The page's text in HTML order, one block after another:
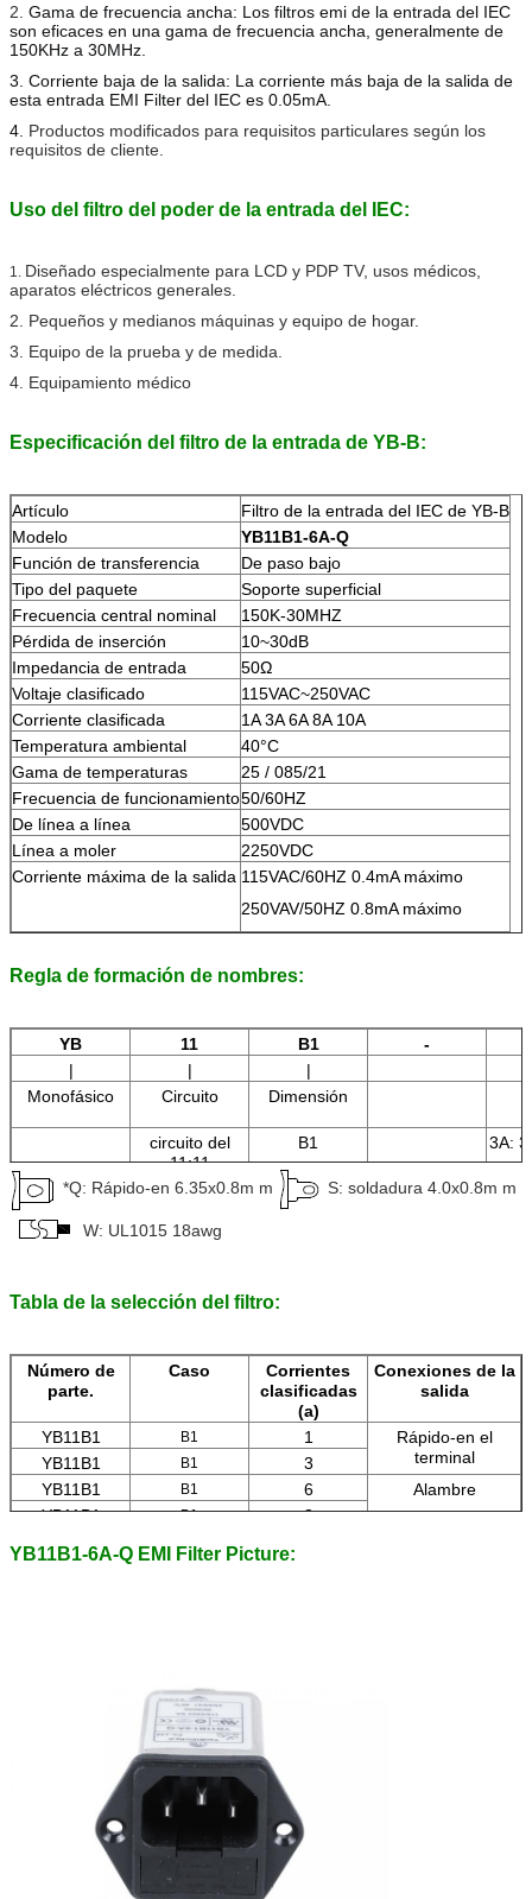
2. Gama de frecuencia ancha: Los filtros emi de la entrada del IEC
son eficaces en una gama de frecuencia ancha, generalmente de
150KHz a 30MHz.
3. Corriente baja de la salida: La corriente más baja de la salida de
esta entrada EMI Filter del IEC es 0.05mA.
4. Productos modificados para requisitos particulares según los
requisitos de cliente.
Uso del filtro del poder de la entrada del IEC:
1. Diseñado especialmente para LCD y PDP TV, usos médicos,
aparatos eléctricos generales.
2. Pequeños y medianos máquinas y equipo de hogar.
3. Equipo de la prueba y de medida.
4. Equipamiento médico
Especificación del filtro de la entrada de YB-B:
Artículo
Filtro de la entrada del IEC de YB-B
Modelo
YB11B1-6A-Q
Función de transferencia
De paso bajo
Tipo del paquete
Soporte superficial
Frecuencia central nominal
150K-30MHZ
Pérdida de inserción
10~30dB
Impedancia de entrada
50Ω
Voltaje clasificado
115VAC~250VAC
Corriente clasificada
1A 3A 6A 8A 10A
Temperatura ambiental
40°C
Gama de temperaturas
25 / 085/21
Frecuencia de funcionamiento50/60HZ
De línea a línea
500VDC
Línea a moler
2250VDC
Corriente máxima de la salida 115VAC/60HZ 0.4mA máximo
250VAV/50HZ 0.8mA máximo
Regla de formación de nombres:
YB 11 B1
-
|
|
|
Monofásico
Circuito Dimensión
circuito del
11:11
B1 3A:
6A: 6
*Q: Rápido-en 6.35x0.8m m S: soldadura 4.0x0.8m m
W: UL1015 18awg
Tabla de la selección del filtro:
Número de
parte.
Caso
Corrientes
clasificadas
(a)
Conexiones de la
salida
YB11B1 B1 1
Rápido-en el
terminal
YB11B1 B1
3
YB11B1
B1 6
Alambre
YB11B1
B1
8
YB11B1-6A-Q EMI Filter Picture: